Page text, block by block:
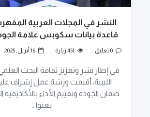
النشر في المجلات العربية
قاعدة بيانات سكوبس علامة
0 تعليق 451 زيارة 16 أبريل, 2025
في إطار نشر وتعزيز ثقافة البحث العلمي
الليبية، أقيمت ورشة عمل إشراف
ضمان الجودة وتقييم الأداء بالأكاديمية
بعنوا...